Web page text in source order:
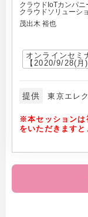
クラウドIoTカンパ
クラウドソリューシ
茂出木 裕也
オンラインセミ
【2020/9/28(月
提供 東京エレ
※本セッションは
をいただきます